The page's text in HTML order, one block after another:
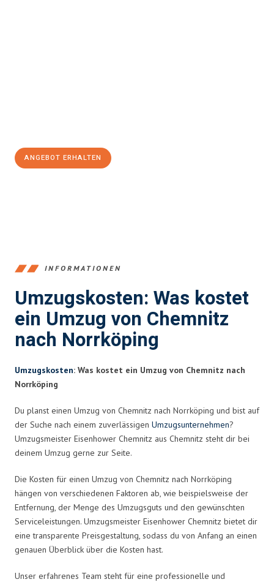
ANGEBOT ERHALTEN
INFORMATIONEN
Umzugskosten: Was kostet
ein Umzug von Chemnitz
nach Norrköping
Umzugskosten: Was kostet ein Umzug von Chemnitz nach
Norrköping
Du planst einen Umzug von Chemnitz nach Norrköping und bist auf
der Suche nach einem zuverlässigen Umzugsunternehmen?
Umzugsmeister Eisenhower Chemnitz aus Chemnitz steht dir bei
deinem Umzug gerne zur Seite.
Die Kosten für einen Umzug von Chemnitz nach Norrköping
hängen von verschiedenen Faktoren ab, wie beispielsweise der
Entfernung, der Menge des Umzugsguts und den gewünschten
Serviceleistungen. Umzugsmeister Eisenhower Chemnitz bietet dir
eine transparente Preisgestaltung, sodass du von Anfang an einen
genauen Überblick über die Kosten hast.
Unser erfahrenes Team steht für eine professionelle und